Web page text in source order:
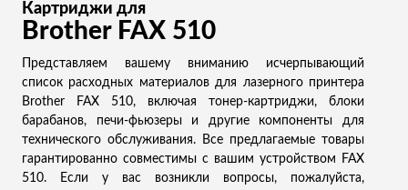
Картриджи для
Brother FAX 510
Представляем вашему вниманию исчерпывающий
список расходных материалов для лазерного принтера
Brother FAX 510, включая тонер-картриджи, блоки
барабанов, печи-фьюзеры и другие компоненты для
технического обслуживания. Все предлагаемые товары
гарантированно совместимы с вашим устройством FAX
510. Если у вас возникли вопросы, пожалуйста,